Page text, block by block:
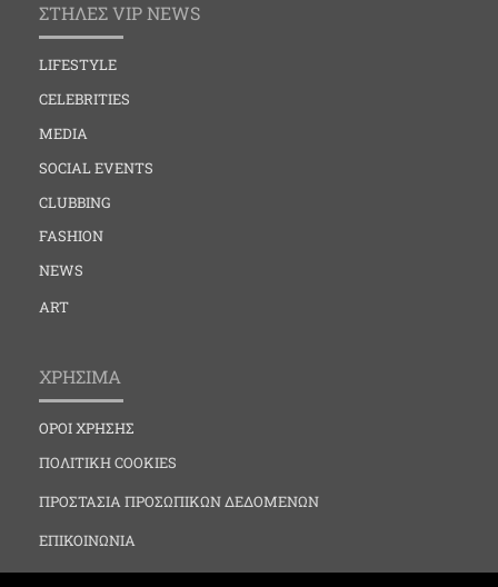
ΣΤΗΛΕΣ VIP NEWS
LIFESTYLE
CELEBRITIES
MEDIA
SOCIAL EVENTS
CLUBBING
FASHION
NEWS
ART
ΧΡΗΣΙΜΑ
ΟΡΟΙ ΧΡΗΣΗΣ
ΠΟΛΙΤΙΚΗ COOKIES
ΠΡΟΣΤΑΣΙΑ ΠΡΟΣΩΠΙΚΩΝ ΔΕΔΟΜΕΝΩΝ
ΕΠΙΚΟΙΝΩΝΙΑ